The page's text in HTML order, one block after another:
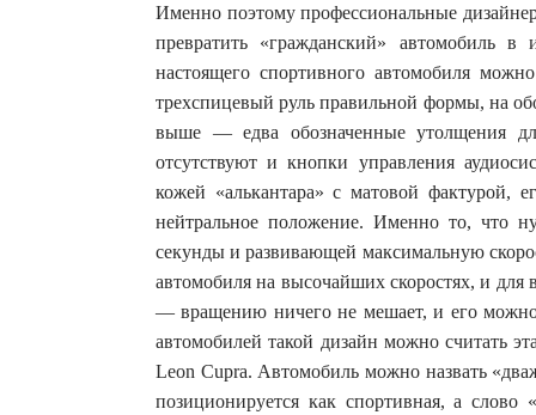
Именно поэтому профессиональные
превратить «гражданский» автомобиль
настоящего спортивного автомобиля
трехспицевый руль правильной формы, на
выше — едва обозначенные утолщения
отсутствуют и кнопки управления
кожей «алькантара» с матовой фактурой,
нейтральное положение. Именно то, что
секунды и развивающей максимальную
автомобиля на высочайших скоростях, и
— вращению ничего не мешает, и его
автомобилей такой дизайн можно считать
Leon Cupra. Автомобиль можно назвать
позиционируется как спортивная, а